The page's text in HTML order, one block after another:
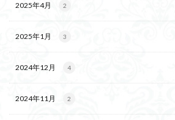
2025年4月 2
2025年1月 3
2024年12月 4
2024年11月 2